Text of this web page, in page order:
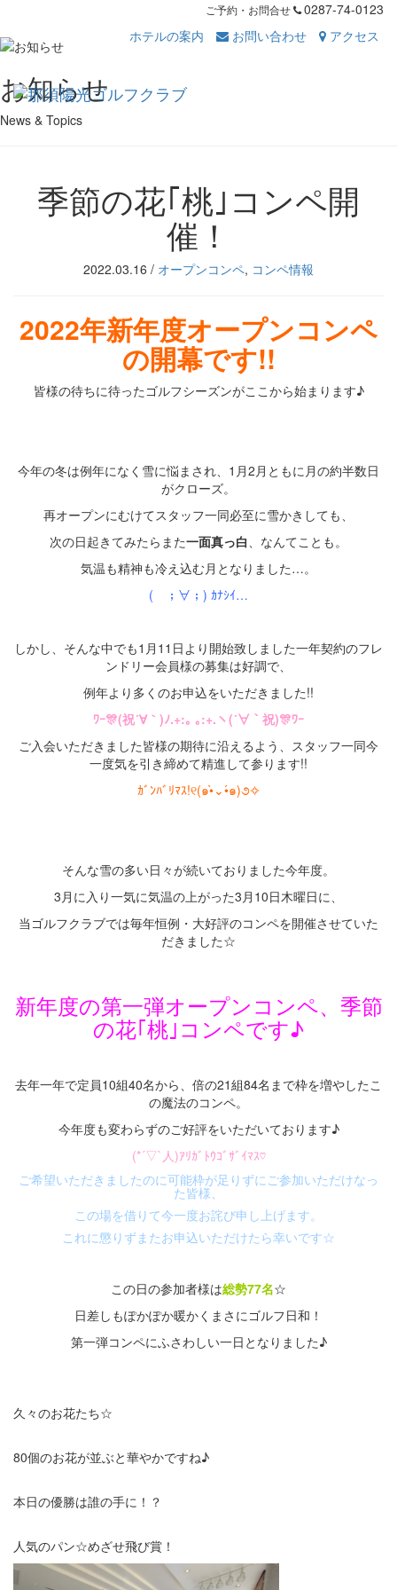
ご予約・お問合せ
0287-74-0123
ホテルの案内
お問い合わせ アクセス
お知らせ
News & Topics
季節の花｢桃｣コンペ開
催！
2022.03.16 / オープンコンペ, コンペ情報
2022年新年度オープンコンペ
の開幕です!!
皆様の待ちに待ったゴルフシーズンがここから始まります♪
今年の冬は例年になく雪に悩まされ、1月2月ともに月の約半数日
がクローズ。
再オープンにむけてスタッフ一同必至に雪かきしても、
次の日起きてみたらまた一面真っ白、なんてことも。
気温も精神も冷え込む月となりました…。
( ；∀；) ｶﾅｼｲ…
しかし、そんな中でも1月11日より開始致しました一年契約のフレ
ンドリー会員様の募集は好調で、
例年より多くのお申込をいただきました!!
ﾜｰ🎊(祝´∀｀ )ﾉ.+:｡ ｡:+. ヽ(´∀ ｀祝)🎊ﾜｰ
ご入会いただきました皆様の期待に沿えるよう、スタッフ一同今
一度気を引き締めて精進して参ります!!
ｶﾞﾝﾊﾞﾘﾏｽ!୧(๑•̀⌄•́๑)૭✧
そんな雪の多い日々が続いておりました今年度。
3月に入り一気に気温の上がった3月10日木曜日に、
当ゴルフクラブでは毎年恒例・大好評のコンペを開催させていた
だきました☆
新年度の第一弾オープンコンペ、季節
の花｢桃｣コンペです♪
去年一年で定員10組40名から、倍の21組84名まで枠を増やしたこ
の魔法のコンペ。
今年度も変わらずのご好評をいただいております♪
(*´▽`人)ｱﾘｶﾞﾄｳｺﾞｻﾞｲﾏｽ♡
ご希望いただきましたのに可能枠が足りずにご参加いただけなっ
た皆様、
この場を借りて今一度お詫び申し上げます。
これに懲りずまたお申込いただけたら幸いです☆
この日の参加者様は総勢77名☆
日差しもぽかぽか暖かくまさにゴルフ日和！
第一弾コンペにふさわしい一日となりました♪
久々のお花たち☆
80個のお花が並ぶと華やかですね♪
本日の優勝は誰の手に！？
人気のパン☆めざせ飛び賞！